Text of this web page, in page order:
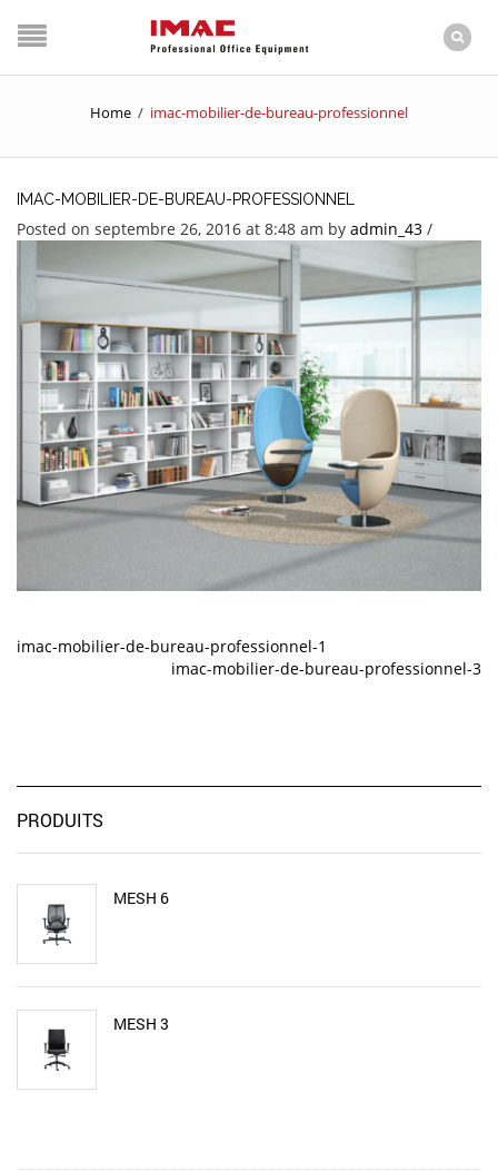
Home / imac-mobilier-de-bureau-professionnel
IMAC-MOBILIER-DE-BUREAU-PROFESSIONNEL
Posted on septembre 26, 2016 at 8:48 am by admin_43 /
imac-mobilier-de-bureau-professionnel-1
imac-mobilier-de-bureau-professionnel-3
PRODUITS
MESH 6
MESH 3